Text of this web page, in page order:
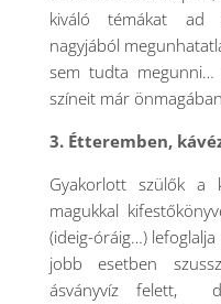
kiváló témákat ad
nagyjából
sem tudta
színeit már
3. Étteremben,
Gyakorlott szülők a
magukkal
(ideig-óráig…)
jobb esetben
ásványvíz felett,